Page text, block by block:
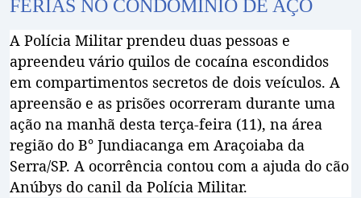
FÉRIAS NO CONDOMÍNIO DE AÇO
A Polícia Militar prendeu duas pessoas e
apreendeu vário quilos de cocaína escondidos
em compartimentos secretos de dois veículos. A
apreensão e as prisões ocorreram durante uma
ação na manhã desta terça-feira (11), na área
região do B° Jundiacanga em Araçoiaba da
Serra/SP. A ocorrência contou com a ajuda do cão
Anúbys do canil da Polícia Militar.